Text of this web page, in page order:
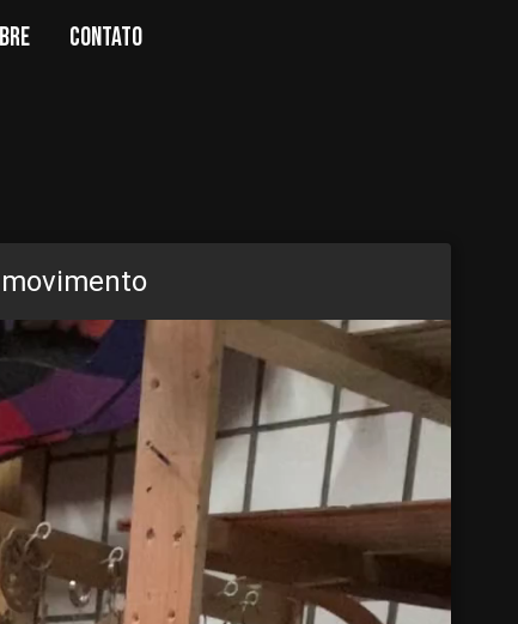
CONTATO